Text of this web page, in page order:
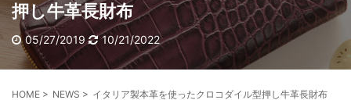
押し牛革長財布
05/27/2019 10/21/2022
HOME > NEWS > イタリア製本革を使ったクロコダイル型押し牛革長財布